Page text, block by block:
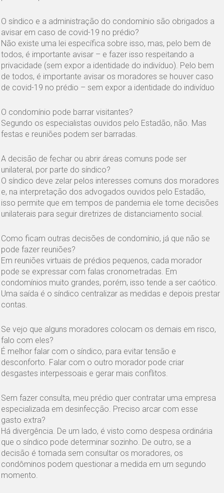
O síndico e a administração do condomínio são obrigados a
avisar em caso de covid-19 no prédio?
Não existe uma lei específica sobre isso, mas, pelo bem de
todos, é importante avisar – e fazer isso respeitando a
privacidade (sem expor a identidade do indivíduo). Pelo bem
de todos, é importante avisar os moradores se houver caso
de covid-19 no prédio – sem expor a identidade do indivíduo
O condomínio pode barrar visitantes?
Segundo os especialistas ouvidos pelo Estadão, não. Mas
festas e reuniões podem ser barradas.
A decisão de fechar ou abrir áreas comuns pode ser
unilateral, por parte do síndico?
O síndico deve zelar pelos interesses comuns dos moradores
e, na interpretação dos advogados ouvidos pelo Estadão,
isso permite que em tempos de pandemia ele tome decisões
unilaterais para seguir diretrizes de distanciamento social.
Como ficam outras decisões de condomínio, já que não se
pode fazer reuniões?
Em reuniões virtuais de prédios pequenos, cada morador
pode se expressar com falas cronometradas. Em
condomínios muito grandes, porém, isso tende a ser caótico.
Uma saída é o síndico centralizar as medidas e depois prestar
contas.
Se vejo que alguns moradores colocam os demais em risco,
falo com eles?
É melhor falar com o síndico, para evitar tensão e
desconforto. Falar com o outro morador pode criar
desgastes interpessoais e gerar mais conflitos.
Sem fazer consulta, meu prédio quer contratar uma empresa
especializada em desinfecção. Preciso arcar com esse
gasto extra?
Há divergência. De um lado, é visto como despesa ordinária
que o síndico pode determinar sozinho. De outro, se a
decisão é tomada sem consultar os moradores, os
condôminos podem questionar a medida em um segundo
momento.